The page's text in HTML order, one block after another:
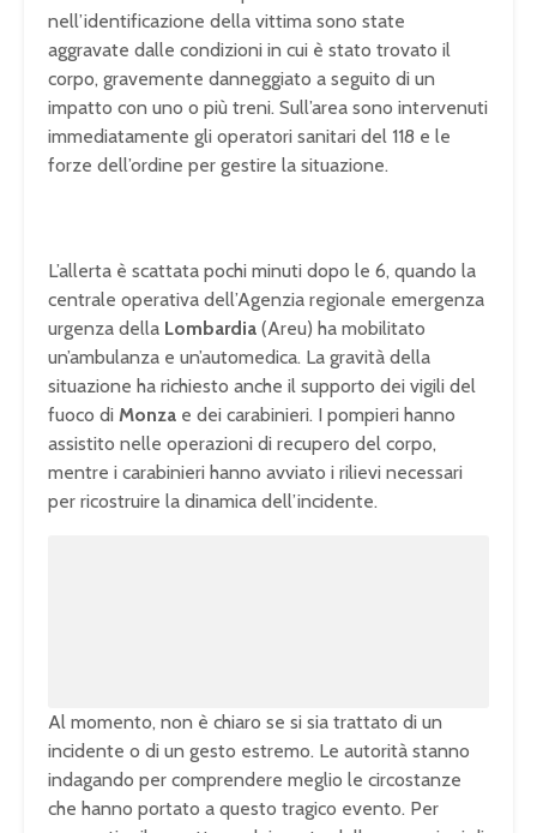
nell’identificazione della vittima sono state
aggravate dalle condizioni in cui è stato trovato il
corpo, gravemente danneggiato a seguito di un
impatto con uno o più treni. Sull’area sono intervenuti
immediatamente gli operatori sanitari del 118 e le
forze dell’ordine per gestire la situazione.
L’allerta è scattata pochi minuti dopo le 6, quando la
centrale operativa dell’Agenzia regionale emergenza
urgenza della Lombardia (Areu) ha mobilitato
un’ambulanza e un’automedica. La gravità della
situazione ha richiesto anche il supporto dei vigili del
fuoco di Monza e dei carabinieri. I pompieri hanno
assistito nelle operazioni di recupero del corpo,
mentre i carabinieri hanno avviato i rilievi necessari
per ricostruire la dinamica dell’incidente.
%
Al momento, non è chiaro se si sia trattato di un
incidente o di un gesto estremo. Le autorità stanno
indagando per comprendere meglio le circostanze
che hanno portato a questo tragico evento. Per